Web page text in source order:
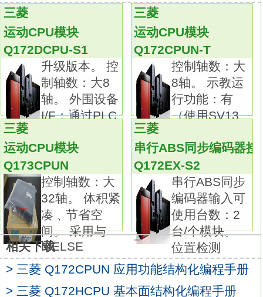
固定周期中断程序的最小间隔缩减至
100μs
Q172CPUN
可准确获取高速信号，为装置的更加高精度化
作出贡献。
通过多CPU进行高速、高精度机器控制。
通过顺控程序的直线和多CPU间高速通信（周
期为0.88ms）的并列处理，实现高速控制。
多CPU间高速通信周期与运动控制同步，因此
可实现运算效率最大化。
此外，最新的运动控制CPU在性能上是先前型
号的2倍，
确保了高速、高精度的机器控制Q172CPUN编
程手册。三相3线式。
测量电路数：1个电路。
测量项目：耗电量（消耗、再生）、电流、电
压、功率、功率因素等。
可简单地测量多种能量信息的电能测量模块产
品群。
三菱
运动CPU模块
Q172DCPU-S1
升级版本。 控
制轴数：大8
轴。 外围设备
I/F：通过PLC
三菱
运动CPU模块
Q172CPUN-T
控制轴数：大
8轴。 示教运
行功能：有
（使用SV13
三菱
运动CPU模块
Q173CPUN
控制轴数：大
32轴。 体积紧
凑﹑节省空
间。 采用与
MELSE
三菱
串行ABS同步编码器接
Q172EX-S2
串行ABS同步
编码器输入可
使用台数：2
台/个模块。
位置检测
相关下载
> 三菱 Q172CPUN 应用功能结构化编程手册
> 三菱 Q172HCPU 基本面结构化编程手册